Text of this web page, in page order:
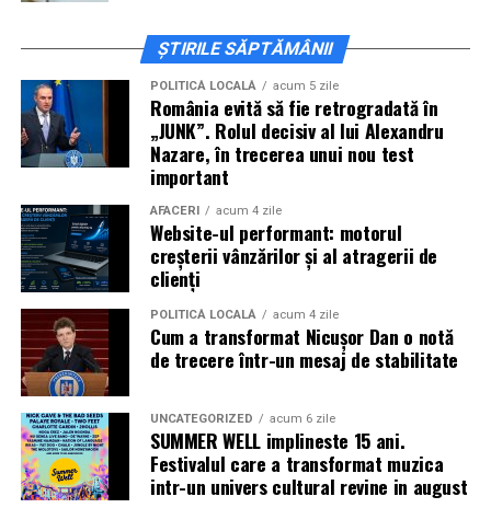
Mall pe 16 februarie de la ora 18:00.
ActoriiVlad Gherman, Oana Gherman și Ioana
Ginghină
vin la întâlnirea cu publicul dinCinema City
Vivo! Pitești pe 17 februarie, de la 18:30și vor
participa la o discuție după proiecție, alături de
Paul Decu.
Caravana„În pielea mea”ajunge laCinema City
Shopping City Ploiești, pe 18 februarie,de la 18:30, la
proiecția specială introdusă de regizorul
alături de actoriiIoana State, Vlad și Oana Gherman,
Azaleea Necula și Gabriel Vatavu.
O comedie actuală și spumoasă, filmul
mea”este distribuit de T.R.I.B.E. Films.
TRAILER:https://bit.ly/InPieleaMea
Site oficial:
inpieleamea.ro
ȘTIRILE SĂPTĂMÂNII
POLITICĂ LOCALĂ acum 5 zile
România evită să fie retrogradată în
„JUNK”. Rolul decisiv al lui Alexandru
Nazare, în trecerea unui nou test
important
AFACERI acum 4 zile
Website-ul performant: motorul
creșterii vânzărilor și al atragerii de
clienți
POLITICĂ LOCALĂ acum 4 zile
Cum a transformat Nicușor Dan o notă
de trecere într-un mesaj de stabilitate
UNCATEGORIZED acum 6 zile
SUMMER WELL implineste 15 ani.
Festivalul care a transformat muzica
intr-un univers cultural revine in august